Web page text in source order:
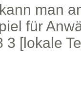
man
für
3 [lokale